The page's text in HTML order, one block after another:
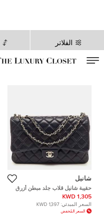
الفلاتر
شانيل
حقيبة شانيل قلاب جلد مبطن أزرق
كحلي
1,305 KWD
السعر المبدئي: 1,397 KWD
السعر المُخفض